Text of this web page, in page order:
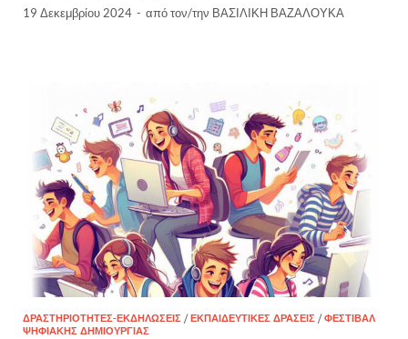
19 Δεκεμβρίου 2024 - από τον/την ΒΑΣΙΛΙΚΗ ΒΑΖΑΛΟΥΚΑ
ΔΡΑΣΤΗΡΙΟΤΗΤΕΣ-ΕΚΔΗΛΩΣΕΙΣ /ΕΚΠΑΙΔΕΥΤΙΚΈΣ ΔΡΆΣΕΙΣ /ΦΕΣΤΙΒΆΛ
ΨΗΦΙΑΚΉΣ ΔΗΜΙΟΥΡΓΊΑΣ